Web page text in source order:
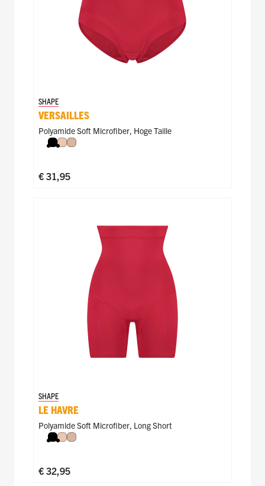
SHAPE
VERSAILLES
Polyamide Soft Microfiber, Hoge Taille
Zwart
NudeCaffè Latte
€ 31,95
SHAPE
LE HAVRE
Polyamide Soft Microfiber, Long Short
Zwart
NudeCaffè Latte
€ 32,95